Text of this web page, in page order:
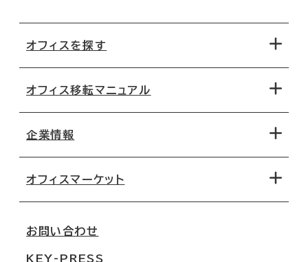
オフィスを探す
地図から探す
路線・駅から探す
オフィス移転マニュアル
移転コストシミュレーション
移転スケジュール
オフィス移転Q&A
企業情報
オフィスマーケット
お問い合わせ
KEY-PRESS